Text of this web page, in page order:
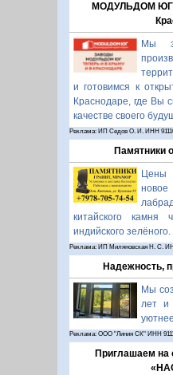
МОДУЛЬДОМ ЮГ
Мы
и готовимся к
Краснодаре, где Вы
качестве своего
Реклама: ИП Седов О. И. ИНН
Памятники
Цены
китайского камня
индийского зелёного.
Реклама: ИП Миляновская Н. С.
Надежность,
Мы
лет и
Реклама: ООО "Линия СК" ИНН
Приглашаем на